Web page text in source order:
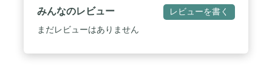
していて、アクティブな動きにもしっかりと対応し
ます。 / 高めのネックから繋がる立体フードもポイ
ントです。前後のロゴ刺繍と、左袖のマンモスロゴ
みんなのレビュー レビューを書く
まだレビューはありません